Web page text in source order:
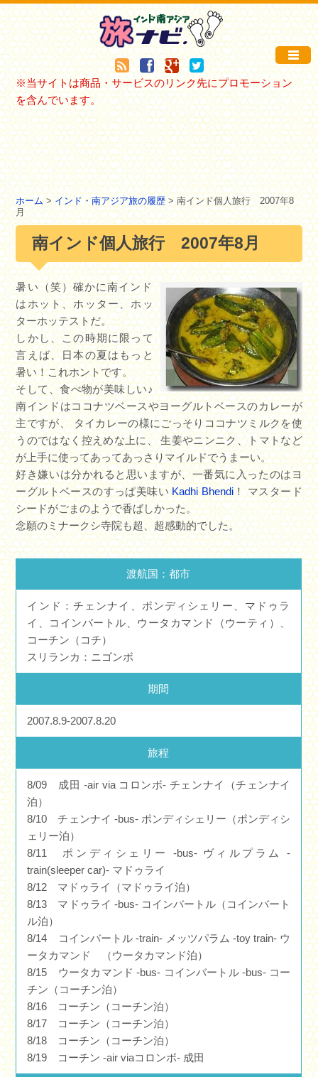
※当サイトは商品・サービスのリンク先にプロモーション
を含んでいます。
ホーム>インド・南アジア旅の履歴> 南インド個人旅行 2007年8
月
南インド個人旅行 2007年8月
暑い（笑）確かに南インド
はホット、ホッター、ホッ
ターホッテストだ。
しかし、この時期に限って
言えば、日本の夏はもっと
暑い！これホントです。
そして、食べ物が美味しい♪
南インドはココナツベースやヨーグルトベースのカレーが
主ですが、 タイカレーの様にごっそりココナツミルクを使
うのではなく控えめな上に、 生姜やニンニク、トマトなど
が上手に使ってあってあっさりマイルドでうまーい。
好き嫌いは分かれると思いますが、一番気に入ったのはヨ
ーグルトベースのすっぱ美味いKadhi Bhendi！ マスタード
シードがごまのようで香ばしかった。
念願のミナークシ寺院も超、超感動的でした。
渡航国：都市
インド：チェンナイ、ポンディシェリー、マドゥラ
イ、コインバートル、ウータカマンド（ウーティ）、
コーチン（コチ）
スリランカ：ニゴンボ
期間
2007.8.9-2007.8.20
旅程
8/09 成田 -air via コロンボ- チェンナイ（チェンナイ
泊）
8/10 チェンナイ -bus- ポンディシェリー（ポンディシ
ェリー泊）
8/11 ポンディシェリー -bus- ヴィルプラム -
train(sleeper car)- マドゥライ
8/12 マドゥライ（マドゥライ泊）
8/13 マドゥライ -bus- コインバートル（コインバート
ル泊）
8/14 コインバートル -train- メッツパラム -toy train- ウ
ータカマンド （ウータカマンド泊）
8/15 ウータカマンド -bus- コインバートル -bus- コー
チン（コーチン泊）
8/16 コーチン（コーチン泊）
8/17 コーチン（コーチン泊）
8/18 コーチン（コーチン泊）
8/19 コーチン -air viaコロンボ- 成田